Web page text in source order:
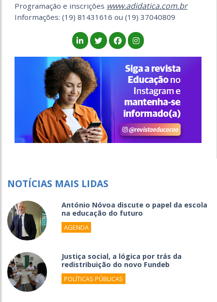
Programação e inscrições www.adidatica.com.br
Informações: (19) 81431616 ou (19) 37040809
NOTÍCIAS MAIS LIDAS
António Nóvoa discute o papel da escola
na educação do futuro
AGENDA
Justiça social, a lógica por trás da
redistribuição do novo Fundeb
POLÍTICAS PÚBLICAS